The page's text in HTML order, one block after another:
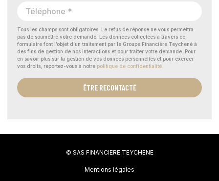
Tous les champs sont obligatoires. Le refus de réponse ne vous permettra
pas de soumettre votre demande. Les données collectées à travers ce
formulaire font l’objet d’un traitement par le Groupe Financière Teychené à
des fins de gestion de nos interactions et pour traiter votre demande. Pour
en savoir plus sur la gestion de vos données personnelles et pour exercer
vos droits, reportez-vous à notre politique de confidentialité.
ÊTRE RECONTACTÉ
© SAS FINANCIERE TEYCHENE
Mentions légales